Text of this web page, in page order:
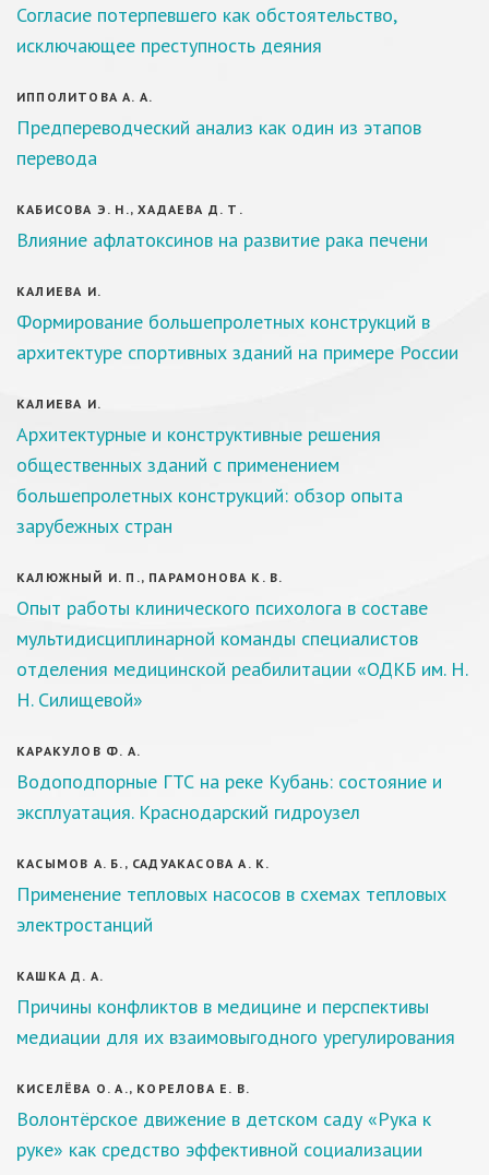
Согласие потерпевшего как обстоятельство,
исключающее преступность деяния
ИППОЛИТОВА А. А.
Предпереводческий анализ как один из этапов
перевода
КАБИСОВА Э. Н., ХАДАЕВА Д. Т.
Влияние афлатоксинов на развитие рака печени
КАЛИЕВА И.
Формирование большепролетных конструкций в
архитектуре спортивных зданий на примере России
КАЛИЕВА И.
Архитектурные и конструктивные решения
общественных зданий с применением
большепролетных конструкций: обзор опыта
зарубежных стран
КАЛЮЖНЫЙ И. П., ПАРАМОНОВА К. В.
Опыт работы клинического психолога в составе
мультидисциплинарной команды специалистов
отделения медицинской реабилитации «ОДКБ им. Н.
Н. Силищевой»
КАРАКУЛОВ Ф. А.
Водоподпорные ГТС на реке Кубань: состояние и
эксплуатация. Краснодарский гидроузел
КАСЫМОВ А. Б., САДУАКАСОВА А. К.
Применение тепловых насосов в схемах тепловых
электростанций
КАШКА Д. А.
Причины конфликтов в медицине и перспективы
медиации для их взаимовыгодного урегулирования
КИСЕЛЁВА О. А., КОРЕЛОВА Е. В.
Волонтёрское движение в детском саду «Рука к
руке» как средство эффективной социализации